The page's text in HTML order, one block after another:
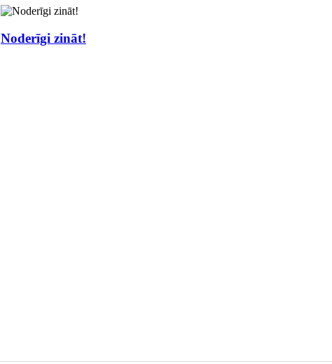
Noderīgi zināt!